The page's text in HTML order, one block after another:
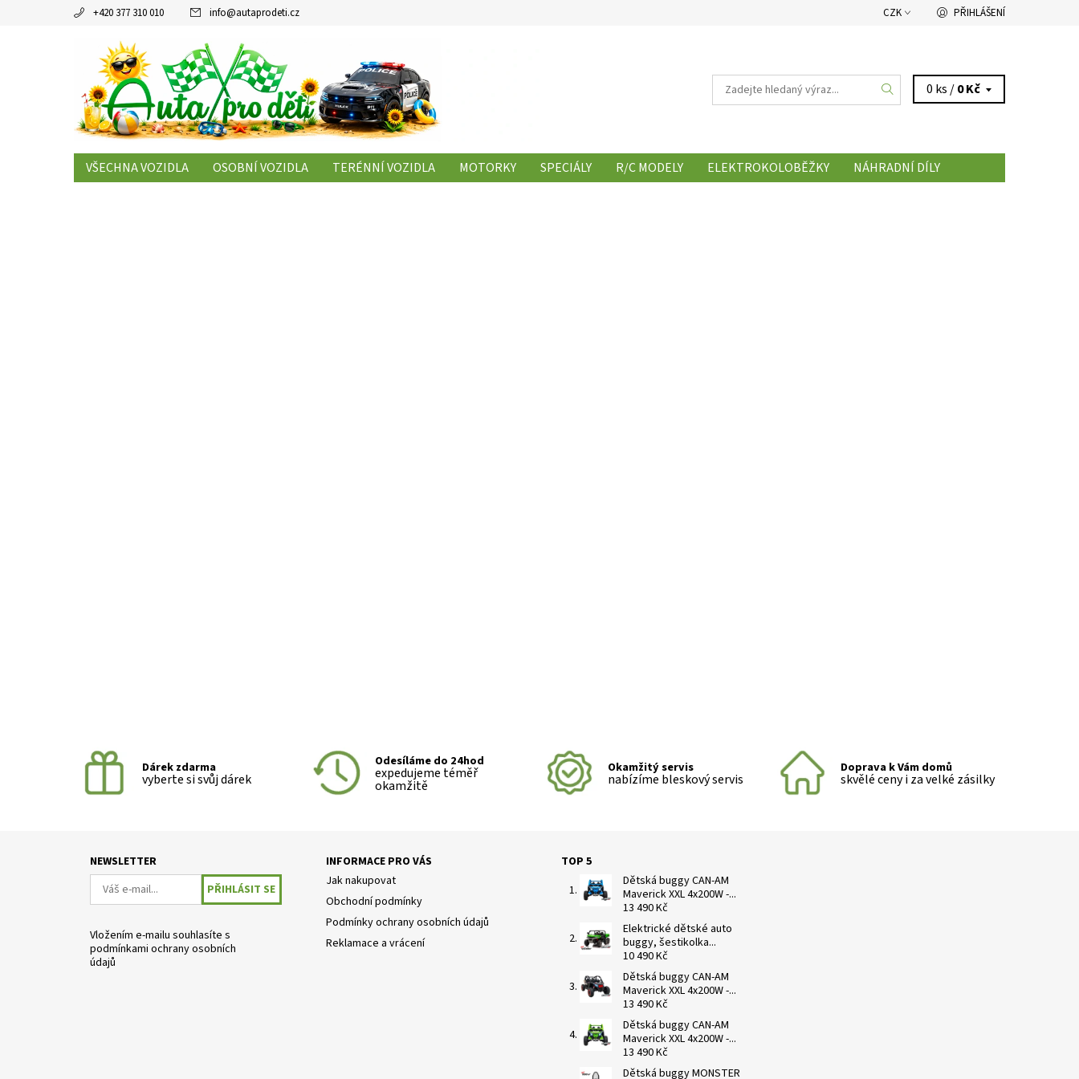
+420 377 310 010 info@autaprodeti.cz CZK PŘIHLÁŠENÍ
0 ks /0 Kč
VŠECHNA VOZIDLA OSOBNÍ VOZIDLA TERÉNNÍ VOZIDLA MOTORKY SPECIÁLY R/C MODELY ELEKTROKOLOBĚŽKY
NÁHRADNÍ DÍLY
Dárek zdarma
vyberte si svůj dárek
Odesíláme do 24hod
expedujeme téměř
okamžitě
Okamžitý servis
nabízíme bleskový servis
Doprava k Vám domů
skvělé ceny i za velké zásilky
NEWSLETTER
Vložením e-mailu souhlasíte s
podmínkami ochrany osobních
údajů
INFORMACE PRO VÁS
Jak nakupovat
Obchodní podmínky
Podmínky ochrany osobních údajů
Reklamace a vrácení
TOP 5
Dětská buggy CAN-AM
Maverick XXL 4x200W -...
13 490 Kč
Elektrické dětské auto
buggy, šestikolka...
10 490 Kč
Dětská buggy CAN-AM
Maverick XXL 4x200W -...
13 490 Kč
Dětská buggy CAN-AM
Maverick XXL 4x200W -...
13 490 Kč
Dětská buggy MONSTER